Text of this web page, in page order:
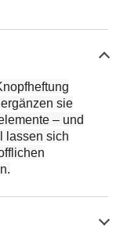
sie
– und
lassen sich